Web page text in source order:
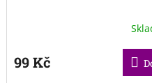
99 Kč